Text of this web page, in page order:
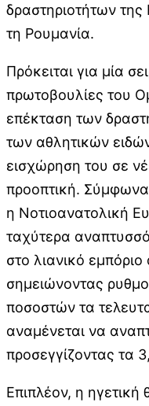
δραστηριοτήτων
τη Ρουμανία.
Πρόκειται για μία
πρωτοβουλίες του
επέκταση των
των αθλητικών
εισχώρηση του σε
προοπτική.
η Νοτιοανατολική
ταχύτερα
στο λιανικό
σημειώνοντας
ποσοστών τα
αναμένεται να
προσεγγίζοντας τα
Επιπλέον, η